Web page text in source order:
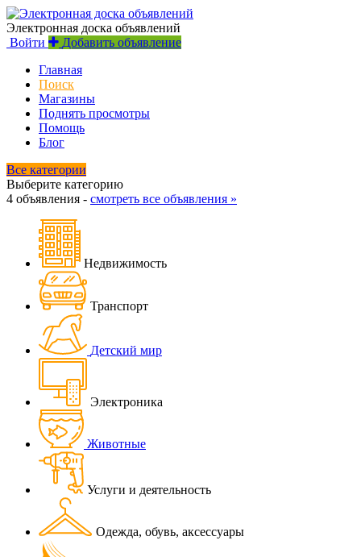
Электронная доска объявлений
Войти
Добавить объявление
Главная
Поиск
Магазины
Поднять просмотры
Помощь
Блог
Все категории
Выберите категорию
4 объявления - смотреть все объявления »
Недвижимость
Транспорт
Детский мир
Электроника
Животные
Услуги и деятельность
Одежда, обувь, аксессуары